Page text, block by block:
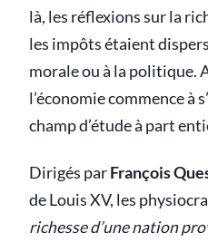
là, les réflexions sur la
les impôts étaient
morale ou à la politique.
l’économie commence à
champ d’étude à part
Dirigés parFrançois
de Louis XV, les
richesse d’une nation